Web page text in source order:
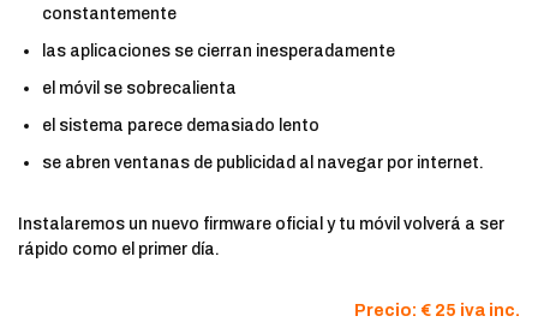
constantemente
las aplicaciones se cierran inesperadamente
el móvil se sobrecalienta
el sistema parece demasiado lento
se abren ventanas de publicidad al navegar por internet.
Instalaremos un nuevo firmware oficial y tu móvil volverá a ser
rápido como el primer día.
Precio: € 25 iva inc.